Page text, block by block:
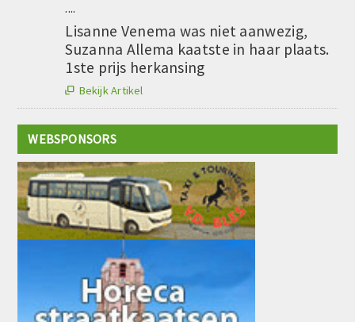
....
Lisanne Venema was niet aanwezig,
Suzanna Allema kaatste in haar plaats.
1ste prijs herkansing
 Bekijk Artikel
WEBSPONSORS